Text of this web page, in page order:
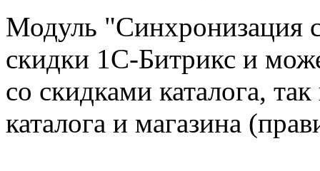
Модуль "Синхронизация
скидки 1С-Битрикс и
со скидками каталога,
каталога и магазина